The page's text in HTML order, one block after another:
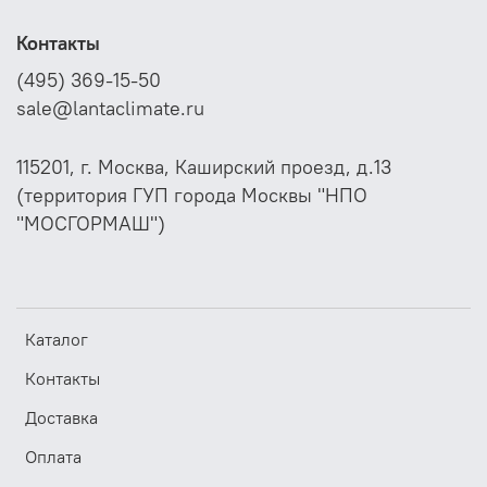
Во время установки важно обеспечить свободное
пространство вокруг парораспределителя, чтобы
избежать препятствий в виде изгибов, ответвлений,
сужений или расширений воздуховода, решеток,
фильтров или вентиляторов. Это позволит добиться
обеспечить наилучшие условия для комфортного
микроклимата в помещении.
Каталог
Контакты
Доставка
Оплата
Контакты
(495) 369-15-50
sale@lantaclimate.ru
115201, г. Москва, Каширский проезд, д.13
(территория ГУП города Москвы "НПО
"МОСГОРМАШ")